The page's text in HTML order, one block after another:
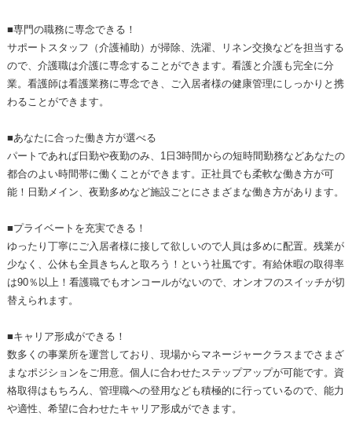
■専門の職務に専念できる！
サポートスタッフ（介護補助）が掃除、洗濯、リネン交換などを担当する
ので、介護職は介護に専念することができます。看護と介護も完全に分
業。看護師は看護業務に専念でき、ご入居者様の健康管理にしっかりと携
わることができます。
■あなたに合った働き方が選べる
パートであれば日勤や夜勤のみ、1日3時間からの短時間勤務などあなたの
都合のよい時間帯に働くことができます。正社員でも柔軟な働き方が可
能！日勤メイン、夜勤多めなど施設ごとにさまざまな働き方があります。
■プライベートを充実できる！
ゆったり丁寧にご入居者様に接して欲しいので人員は多めに配置。残業が
少なく、公休も全員きちんと取ろう！という社風です。有給休暇の取得率
は90％以上！看護職でもオンコールがないので、オンオフのスイッチが切
替えられます。
■キャリア形成ができる！
数多くの事業所を運営しており、現場からマネージャークラスまでさまざ
まなポジションをご用意。個人に合わせたステップアップが可能です。資
格取得はもちろん、管理職への登用なども積極的に行っているので、能力
や適性、希望に合わせたキャリア形成ができます。